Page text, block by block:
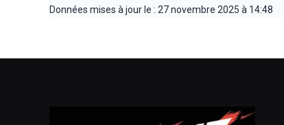
Données mises à jour le : 27 novembre 2025 à 14:48